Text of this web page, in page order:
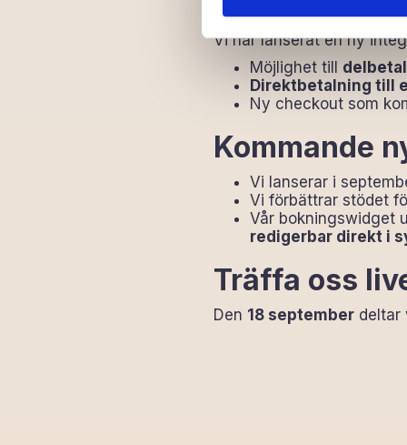
Vi har lanserat en ny
Möjlighet till
Direktbetalning till
Ny checkout som
Kommande
Vi lanserar i
Vi förbättrar stödet
Vår bokningswidget
redigerbar direkt i
Träffa oss
Den 18 september deltar